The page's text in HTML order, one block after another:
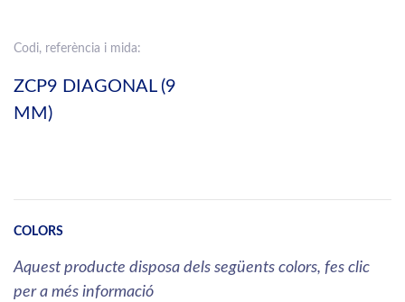
Codi, referència i mida:
ZCP9 DIAGONAL (9
MM)
COLORS
Aquest producte disposa dels següents colors, fes clic
per a més informació